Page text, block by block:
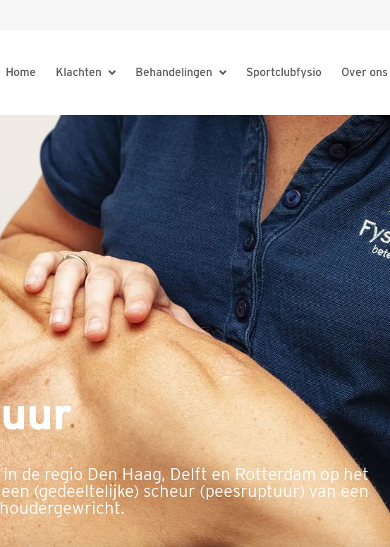
Home Klachten Behandelingen Sportclubfysio Over ons
de regio Den Haag, Delft en Rotterdam op het
(gedeeltelijke) scheur (peesruptuur) van een